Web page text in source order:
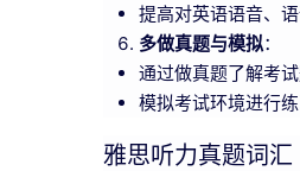
提高对英语语音、
多做真题与模拟：
通过做真题了解考
模拟考试环境进行
雅思听力真题词汇